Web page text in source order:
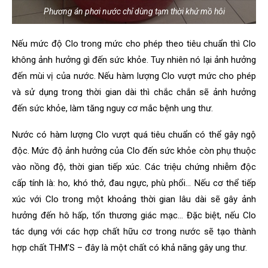
Phương án phơi nước chỉ dùng tạm thời khử mồ hôi
Nếu mức độ Clo trong mức cho phép theo tiêu chuẩn thì Clo
không ảnh hưởng gì đến sức khỏe. Tuy nhiên nó lại ảnh hưởng
đến mùi vị của nước. Nếu hàm lượng Clo vượt mức cho phép
và sử dụng trong thời gian dài thì chắc chắn sẽ ảnh hưởng
đến sức khỏe, làm tăng nguy cơ mắc bệnh ung thư.
Nước có hàm lượng Clo vượt quá tiêu chuẩn có thể gây ngộ
độc. Mức độ ảnh hưởng của Clo đến sức khỏe còn phụ thuộc
vào nồng độ, thời gian tiếp xúc. Các triệu chứng nhiễm độc
cấp tính là: ho, khó thở, đau ngực, phù phổi… Nếu cơ thể tiếp
xúc với Clo trong một khoảng thời gian lâu dài sẽ gây ảnh
hưởng đến hô hấp, tổn thương giác mạc… Đặc biệt, nếu Clo
tác dụng với các hợp chất hữu cơ trong nước sẽ tạo thành
hợp chất THM’S – đây là một chất có khả năng gây ung thư.